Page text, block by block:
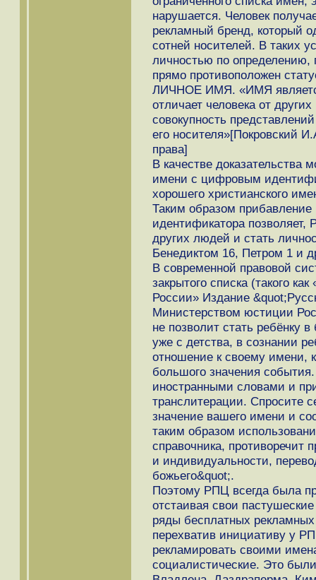
нарушается. Человек
рекламный бренд, который
сотней носителей. В таких
личностью по определению,
прямо противоположен
ЛИЧНОЕ ИМЯ. «ИМЯ
отличает человека от
совокупность
его носителя»[Покровский
права]
В качестве доказательства
имени с цифровым
хорошего христианского
Таким образом
идентификатора позволяет,
других людей и стать
Бенедиктом 16, Петром 1 и
В современной правовой
закрытого списка (такого
России» Издание
Министерством юстиции
не позволит стать ребёнку
уже с детства, в сознании
отношение к своему
большого значения
иностранными словами и
транслитерации. Спросите
значение вашего имени и
таким образом
справочника, противоречит
и индивидуальности,
божьего&quot;.
Поэтому РПЦ всегда была
отстаивая свои
ряды бесплатных
перехватив инициативу у
рекламировать своими
социалистические. Это